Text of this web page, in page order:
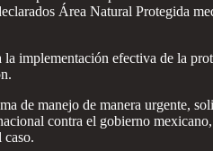
Área Natural Protegida
efectiva de la
manejo de manera urgente,
contra el gobierno
caso.